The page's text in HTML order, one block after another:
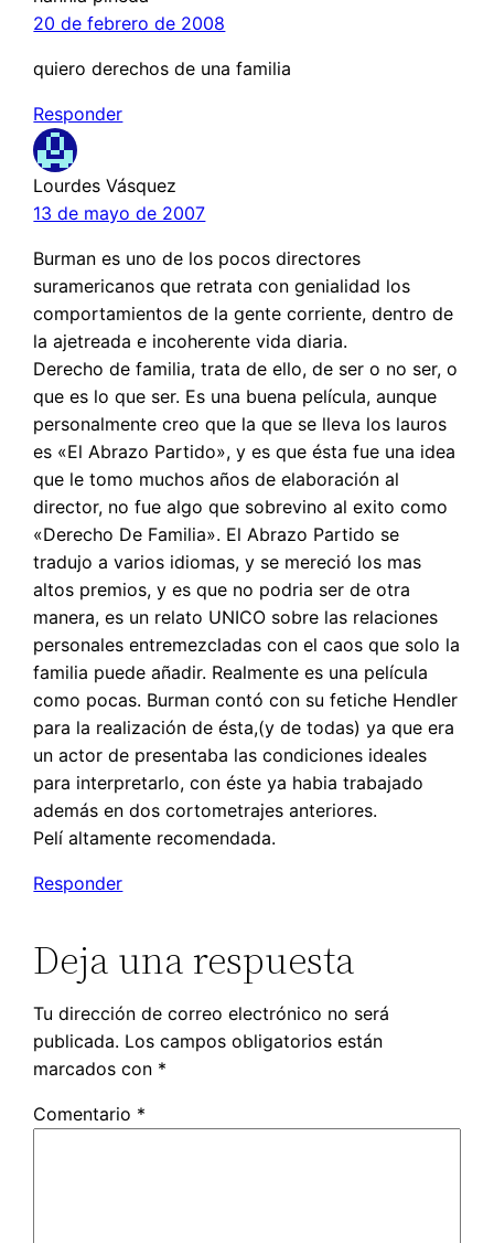
20 de febrero de 2008
quiero derechos de una familia
Responder
Lourdes Vásquez
13 de mayo de 2007
Burman es uno de los pocos directores
suramericanos que retrata con genialidad los
comportamientos de la gente corriente, dentro de
la ajetreada e incoherente vida diaria.
Derecho de familia, trata de ello, de ser o no ser, o
que es lo que ser. Es una buena película, aunque
personalmente creo que la que se lleva los lauros
es «El Abrazo Partido», y es que ésta fue una idea
que le tomo muchos años de elaboración al
director, no fue algo que sobrevino al exito como
«Derecho De Familia». El Abrazo Partido se
tradujo a varios idiomas, y se mereció los mas
altos premios, y es que no podria ser de otra
manera, es un relato UNICO sobre las relaciones
personales entremezcladas con el caos que solo la
familia puede añadir. Realmente es una película
como pocas. Burman contó con su fetiche Hendler
para la realización de ésta,(y de todas) ya que era
un actor de presentaba las condiciones ideales
para interpretarlo, con éste ya habia trabajado
además en dos cortometrajes anteriores.
Pelí altamente recomendada.
Responder
Deja una respuesta
Tu dirección de correo electrónico no será
publicada. Los campos obligatorios están
marcados con *
Comentario *